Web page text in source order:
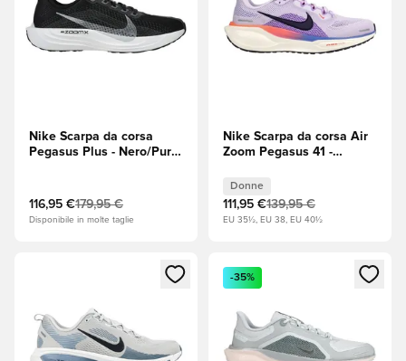
Nike Scarpa da corsa
Pegasus Plus - Nero/Pure
116,95 €179,95 €
Disponibile in molte taglie
Nike Scarpa da corsa Air
Zoom Pegasus 41 -
viola Donna
Donne
111,95 €139,95 €
EU 35½, EU 38, EU 40½
Apre una finestra modale per accedere o registrarsi come
Apre una finestra modale
-35%